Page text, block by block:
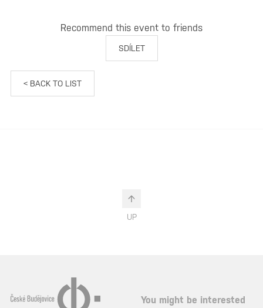
Recommend this event to friends
SDÍLET
< BACK TO LIST
UP
You might be interested